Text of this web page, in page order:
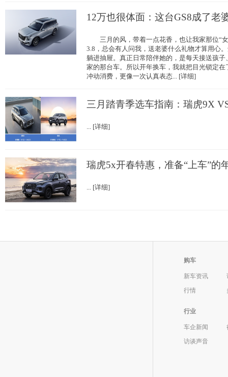
12万也很体面：这台GS8成了老
三月的风，带着一点花香，也让我家那位“女
3.8，总会有人问我，送老婆什么礼物才算用心
躺进抽屉。真正日常陪伴她的，是每天接送孩
家的那台车。所以开年换车，我就把目光锁定在
冲动消费，更像一次认真表态... [详细]
三月踏青季选车指南：瑞虎9X
... [详细]
瑞虎5x开春特惠，准备“上车”的
... [详细]
购车
新车资讯
行情
行业
车企新闻
访谈声音